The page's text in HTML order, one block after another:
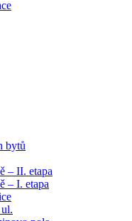
bytů
– II. etapa
– I. etapa